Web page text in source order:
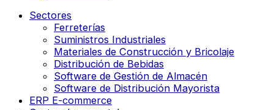
Sectores
Ferreterías
Suministros Industriales
Materiales de Construcción y Bricolaje
Distribución de Bebidas
Software de Gestión de Almacén
Software de Distribución Mayorista
ERP E-commerce